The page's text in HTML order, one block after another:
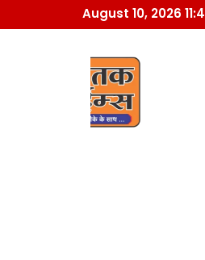
August 10, 2026